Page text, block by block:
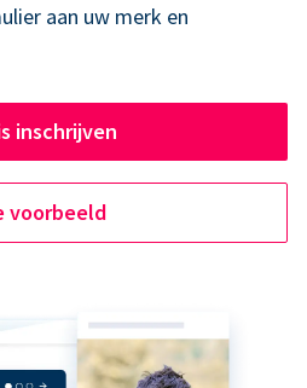
aan uw merk en
inschrijven
voorbeeld